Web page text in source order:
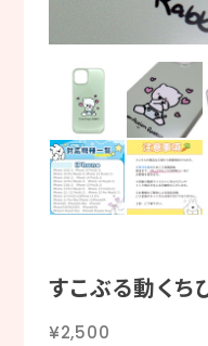
すこぶる動く
¥2,500